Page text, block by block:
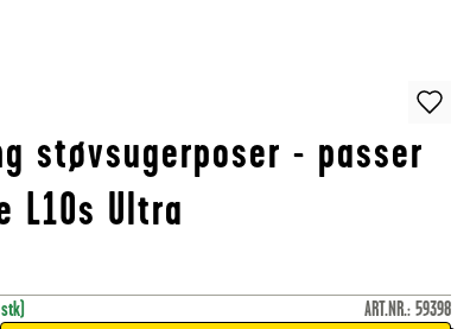
støvsugerposer - passer
L10s Ultra
ART.NR.: 59398